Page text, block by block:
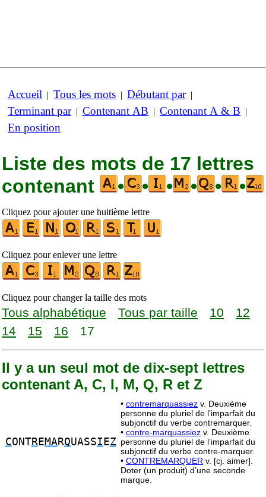
Accueil | Tous les mots | Débutant par|
Terminant par| Contenant AB | Contenant A & B |
En position
Liste des mots de 17 lettres
contenant
• • • • • •
Cliquez pour ajouter une huitième lettre
Cliquez pour enlever une lettre
Cliquez pour changer la taille des mots
Tous alphabétique Tous par taille 10
12
14
15 16 17
Il y a un seul mot de dix-sept lettres
contenant A, C, I, M, Q, R et Z
CONTREMARQUASSI EZ
• contremarquassiez v. Deuxième
personne du pluriel de l’imparfait du
subjonctif du verbe contremarquer.
• contre-marquassiez v. Deuxième
personne du pluriel de l’imparfait du
subjonctif du verbe contre-marquer.
• CONTREMARQUER v. [cj. aimer].
Doter (un produit) d’une seconde
marque.